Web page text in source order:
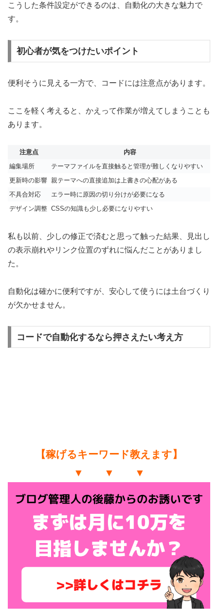
こうした条件設定ができるのは、自動化の大きな魅力で
す。
初心者が気をつけたいポイント
便利そうに見える一方で、コードには注意点があります。
ここを軽く考えると、かえって作業が増えてしまうことも
あります。
注意点
内容
編集場所
テーマファイルを直接触ると管理が難しくなりやすい
更新時の影響 親テーマへの直接追加は上書きの心配がある
不具合対応
エラー時に原因の切り分けが必要になる
デザイン調整 CSSの知識も少し必要になりやすい
私も以前、少しの修正で済むと思って触った結果、見出し
の表示崩れやリンク位置のずれに悩んだことがありまし
た。
自動化は確かに便利ですが、安心して使うには土台づくり
が欠かせません。
コードで自動化するなら押さえたい考え方
【稼げるキーワード教えます】
▼ ▼ ▼